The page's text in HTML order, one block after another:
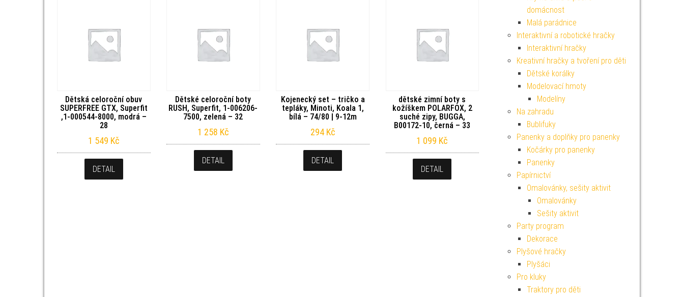
Dětská celoroční obuv
SUPERFREE GTX, Superfit
,1-000544-8000, modrá –
28
1 549 Kč
DETAIL
Dětské celoroční boty
RUSH, Superfit, 1-006206-
7500, zelená – 32
1 258 Kč
DETAIL
Kojenecký set – tričko a
tepláky, Minoti, Koala 1,
bílá – 74/80 | 9-12m
294 Kč
DETAIL
dětské zimní boty s
kožíškem POLARFOX, 2
suché zipy, BUGGA,
B00172-10, černá – 33
1 099 Kč
DETAIL
domácnost
Malá parádnice
Interaktivní a robotické hračky
Interaktivní hračky
Kreativní hračky a tvoření pro děti
Dětské korálky
Modelovací hmoty
Modelíny
Na zahradu
Bublifuky
Panenky a doplňky pro panenky
Kočárky pro panenky
Panenky
Papírnictví
Omalovánky, sešity aktivit
Omalovánky
Sešity aktivit
Party program
Dekorace
Plyšové hračky
Plyšáci
Pro kluky
Traktory pro děti